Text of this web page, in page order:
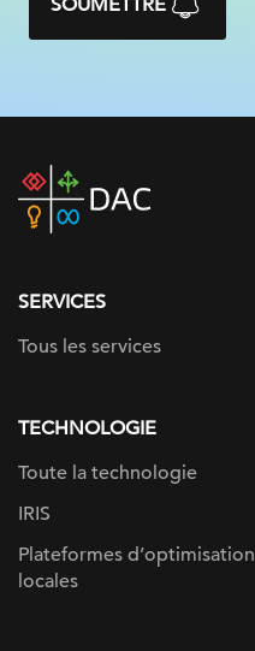
SOUMETTRE
DAC
home
SERVICES
Tous les services
TECHNOLOGIE
Toute la technologie
IRIS
Plateformes d’optimisation
locales